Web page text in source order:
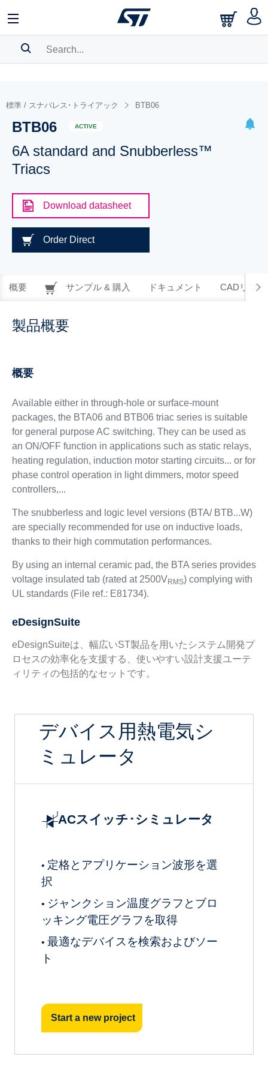
BOOKMARK
Pleaselog in to show your saved searches.
標準 / スナバレス･トライアック BTB06
BTB06 ACTIVE
6A standard and Snubberless™
Triacs
Download datasheet
Order Direct
概要 サンプル & 購入 ドキュメント CADリソー
製品概要
概要
Available either in through-hole or surface-mount
packages, the BTA06 and BTB06 triac series is suitable
for general purpose AC switching. They can be used as
an ON/OFF function in applications such as static relays,
heating regulation, induction motor starting circuits... or for
phase control operation in light dimmers, motor speed
controllers,...
The snubberless and logic level versions (BTA/ BTB...W)
are specially recommended for use on inductive loads,
thanks to their high commutation performances.
By using an internal ceramic pad, the BTA series provides
voltage insulated tab (rated at 2500VRMS) complying with
UL standards (File ref.: E81734).
eDesignSuite
eDesignSuiteは、幅広いST製品を用いたシステム開発プ
ロセスの効率化を支援する、使いやすい設計支援ユーテ
ィリティの包括的なセットです。
デバイス用熱電気シ
ミュレータ
ACスイッチ･シミュレータ
• 定格とアプリケーション波形を選
択
• ジャンクション温度グラフとブロ
ッキング電圧グラフを取得
• 最適なデバイスを検索およびソー
ト
Start a new project